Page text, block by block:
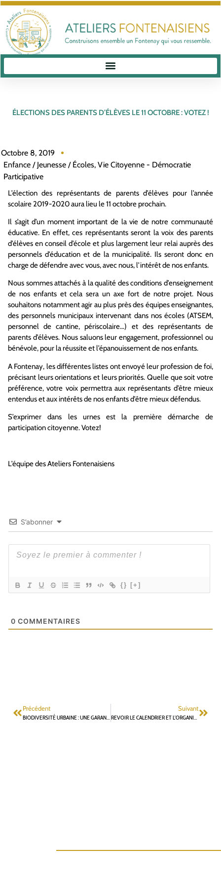
ÉLECTIONS DES PARENTS D’ÉLÈVES LE 11 OCTOBRE : VOTEZ !
Octobre 8, 2019
Enfance / Jeunesse / Écoles, Vie Citoyenne - Démocratie
Participative
L’élection des représentants de parents d’élèves pour l’année
scolaire 2019-2020 aura lieu le 11 octobre prochain.
Il s’agit d’un moment important de la vie de notre communauté
éducative. En effet, ces représentants seront la voix des parents
d’élèves en conseil d’école et plus largement leur relai auprès des
personnels d’éducation et de la municipalité. Ils seront donc en
charge de défendre avec vous, avec nous, l’intérêt de nos enfants.
Nous sommes attachés à la qualité des conditions d’enseignement
de nos enfants et cela sera un axe fort de notre projet. Nous
souhaitons notamment agir au plus près des équipes enseignantes,
des personnels municipaux intervenant dans nos écoles (ATSEM,
personnel de cantine, périscolaire…) et des représentants de
parents d’élèves. Nous saluons leur engagement, professionnel ou
bénévole, pour la réussite et l’épanouissement de nos enfants.
A Fontenay, les différentes listes ont envoyé leur profession de foi,
précisant leurs orientations et leurs priorités. Quelle que soit votre
préférence, votre voix permettra aux représentants d’être mieux
entendus et aux intérêts de nos enfants d’être mieux défendus.
S’exprimer dans les urnes est la première démarche de
participation citoyenne. Votez!
L’équipe des Ateliers Fontenaisiens
S’abonner
{} [+]
0 COMMENTAIRES
Précédent
BIODIVERSITÉ URBAINE : UNE GARANTIE DE QUALITÉ DE VIE POUR L’HOMME DES VILLES
Suivant
REVOIR LE CALENDRIER ET L’ORGANISATION DES BROCANTES À FONTENAY-AUX-ROSES